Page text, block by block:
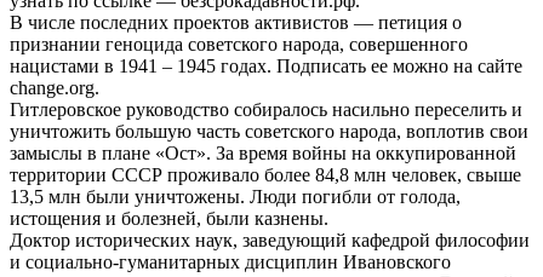
В числе последних проектов активистов — петиция о
признании геноцида советского народа, совершенного
нацистами в 1941 – 1945 годах. Подписать ее можно на сайте
change.org.
Гитлеровское руководство собиралось насильно переселить и
уничтожить большую часть советского народа, воплотив свои
замыслы в плане «Ост». За время войны на оккупированной
территории СССР проживало более 84,8 млн человек, свыше
13,5 млн были уничтожены. Люди погибли от голода,
истощения и болезней, были казнены.
Доктор исторических наук, заведующий кафедрой философии
и социально-гуманитарных дисциплин Ивановского